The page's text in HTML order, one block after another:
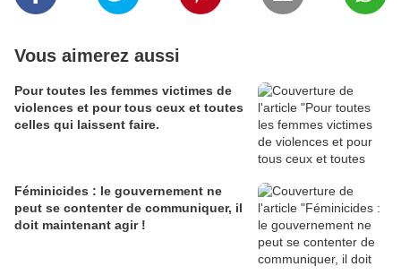
Vous aimerez aussi
Pour toutes les femmes victimes de
violences et pour tous ceux et toutes
celles qui laissent faire.
Féminicides : le gouvernement ne
peut se contenter de communiquer, il
doit maintenant agir !